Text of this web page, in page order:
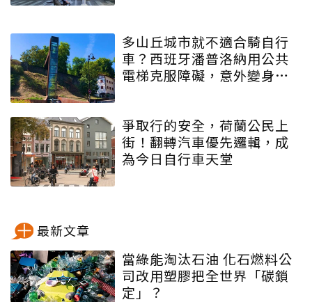
多山丘城市就不適合騎自行
車？西班牙潘普洛納用公共
電梯克服障礙，意外變身自
爭取行的安全，荷蘭公民上
街！翻轉汽車優先邏輯，成
為今日自行車天堂
最新文章
當綠能淘汰石油 化石燃料公
司改用塑膠把全世界「碳鎖
定」？